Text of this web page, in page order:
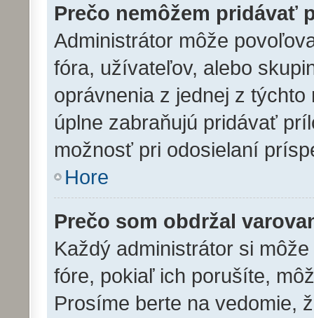
Prečo nemôžem pridávať
Administrátor môže
fóra, užívateľov, alebo
oprávnenia z jednej z
úplne zabraňujú pridávať
možnosť pri odosielaní
Hore
Prečo som obdržal
Každý administrátor si
fóre, pokiaľ ich porušíte,
Prosíme berte na vedomie,